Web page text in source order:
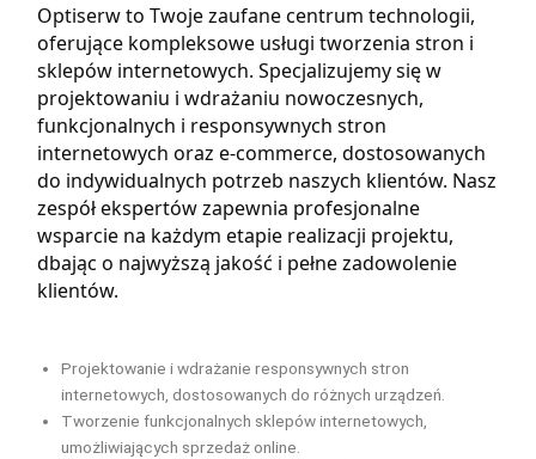
Optiserw to Twoje zaufane centrum technologii,
oferujące kompleksowe usługi tworzenia stron i
sklepów internetowych. Specjalizujemy się w
projektowaniu i wdrażaniu nowoczesnych,
funkcjonalnych i responsywnych stron
internetowych oraz e-commerce, dostosowanych
do indywidualnych potrzeb naszych klientów. Nasz
zespół ekspertów zapewnia profesjonalne
wsparcie na każdym etapie realizacji projektu,
dbając o najwyższą jakość i pełne zadowolenie
klientów.
Projektowanie i wdrażanie responsywnych stron
internetowych, dostosowanych do różnych urządzeń.
Tworzenie funkcjonalnych sklepów internetowych,
umożliwiających sprzedaż online.